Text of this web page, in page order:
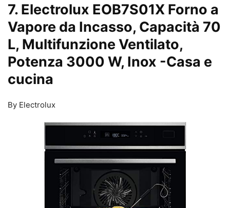
7. Electrolux EOB7S01X Forno a
Vapore da Incasso, Capacità 70
L, Multifunzione Ventilato,
Potenza 3000 W, Inox -Casa e
cucina
By Electrolux